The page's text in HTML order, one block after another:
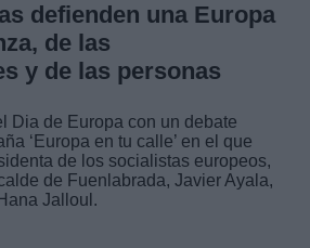
defienden una Europa
de las
y de las personas
Dia de Europa con un debate
‘Europa en tu calle’ en el que
de los socialistas europeos,
de Fuenlabrada, Javier Ayala,
Jalloul.